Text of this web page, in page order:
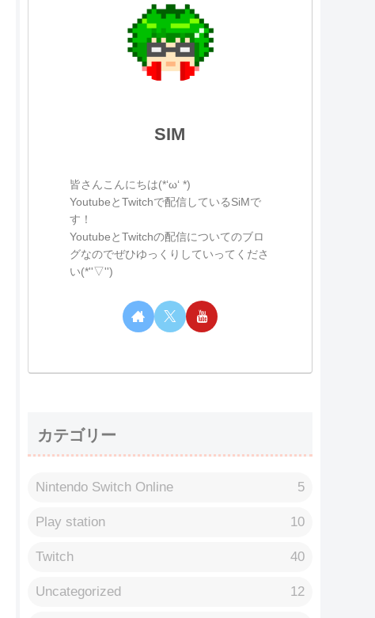
SIM
皆さんこんにちは(*‘ω‘ *)
YoutubeとTwitchで配信しているSiMで
す！
YoutubeとTwitchの配信についてのブロ
グなのでぜひゆっくりしていってくださ
い(*''▽'')
カテゴリー
Nintendo Switch Online 5
Play station 10
Twitch 40
Uncategorized 12